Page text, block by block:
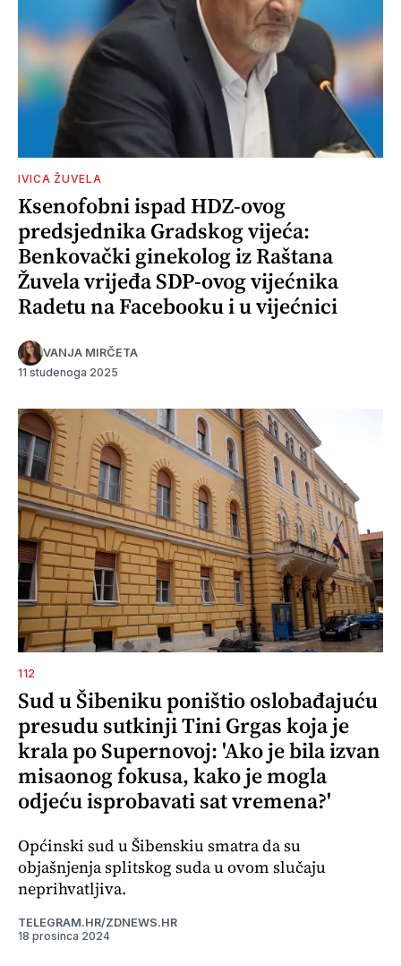
IVICA ŽUVELA
Ksenofobni ispad HDZ-ovog
predsjednika Gradskog vijeća:
Benkovački ginekolog iz Raštana
Žuvela vrijeđa SDP-ovog vijećnika
Radetu na Facebooku i u vijećnici
VANJA MIRČETA
11 studenoga 2025
112
Sud u Šibeniku poništio oslobađajuću
presudu sutkinji Tini Grgas koja je
krala po Supernovoj: 'Ako je bila izvan
misaonog fokusa, kako je mogla
odjeću isprobavati sat vremena?'
Općinski sud u Šibenskiu smatra da su
objašnjenja splitskog suda u ovom slučaju
neprihvatljiva.
TELEGRAM.HR/ZDNEWS.HR
18 prosinca 2024